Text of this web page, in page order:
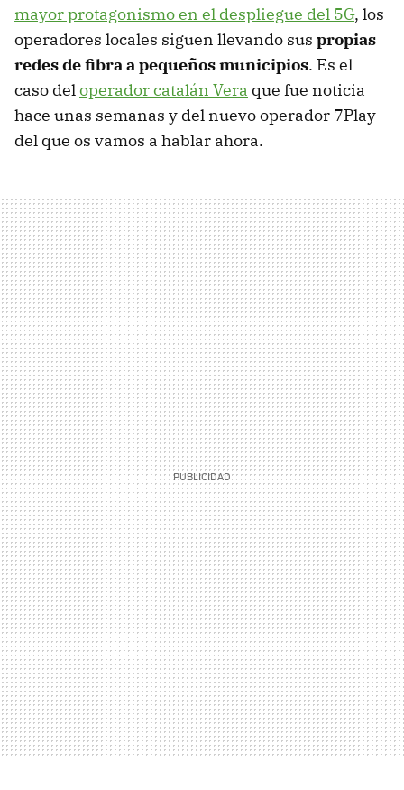
mayor protagonismo en el despliegue del 5G, los
operadores locales siguen llevando sus propias
redes de fibra a pequeños municipios. Es el
caso deloperador catalán Vera que fue noticia
hace unas semanas y del nuevo operador 7Play
del que os vamos a hablar ahora.